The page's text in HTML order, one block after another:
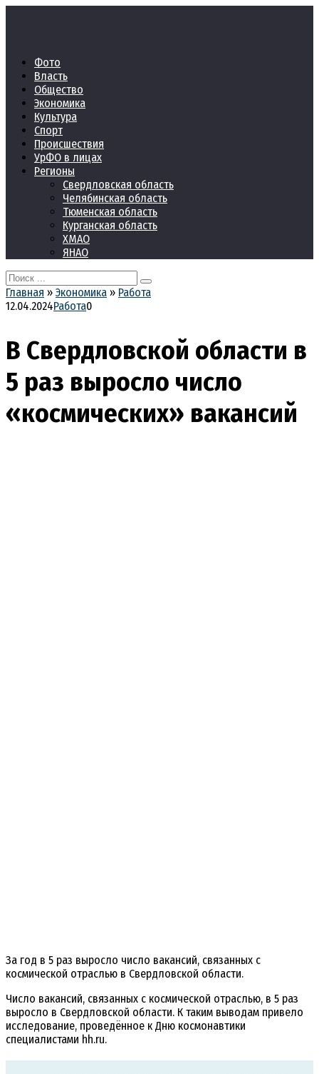
Фото
Власть
Общество
Экономика
Культура
Спорт
Происшествия
УрФО в лицах
Регионы
Свердловская область
Челябинская область
Тюменская область
Курганская область
ХМАО
ЯНАО
Search
for:
Главная » Экономика » Работа
12.04.2024Работа0
В Свердловской области в
5 раз выросло число
«космических» вакансий
За год в 5 раз выросло число вакансий, связанных с
космической отраслью в Свердловской области.
Число вакансий, связанных с космической отраслью, в 5 раз
выросло в Свердловской области. К таким выводам привело
исследование, проведённое к Дню космонавтики
специалистами hh.ru.